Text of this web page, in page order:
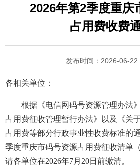
2026年第2季度重庆
占用费收费
发布时间：2026-06-22
各相关单位：
根据《电信网码号资源管理办法
占用费征收管理暂行办法》以及《关
占用费等部分行政事业性收费标准的
季度重庆市码号资源占用费征收清单
请各单位在2026年7月20日前缴清。